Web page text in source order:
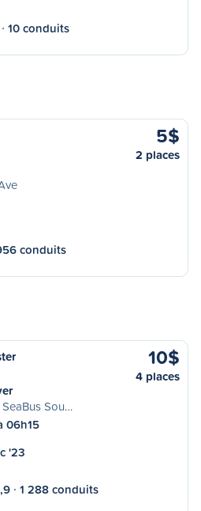
10 conduits
5$
2 places
conduits
Sou…
06h15
10$
4 places
'23
1 288 conduits